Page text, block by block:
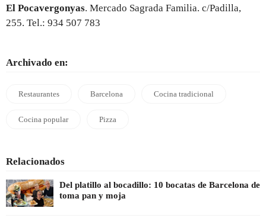
El Pocavergonyas. Mercado Sagrada Familia. c/Padilla,
255. Tel.: 934 507 783
Archivado en:
Restaurantes Barcelona Cocina tradicional
Cocina popular Pizza
Relacionados
Del platillo al bocadillo: 10 bocatas de Barcelona de
toma pan y moja